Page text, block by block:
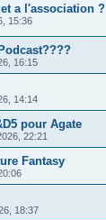
a l'association ?
15:36
16:15
14:14
pour Agate
22:21
Fantasy
18:37